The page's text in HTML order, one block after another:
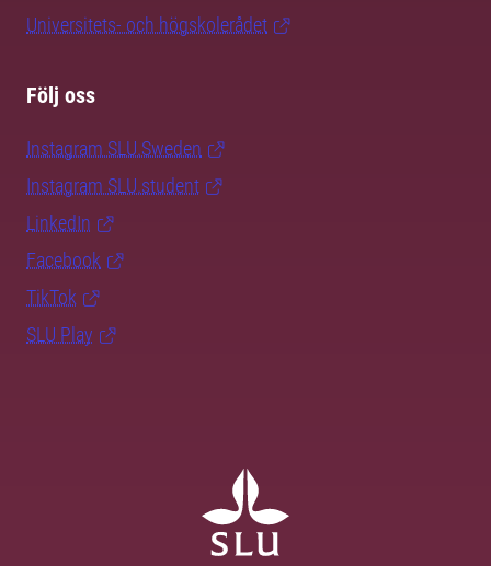
Universitets- och högskolerådet
Följ oss
Instagram SLU.Sweden
Instagram SLU.student
LinkedIn
Facebook
TikTok
SLU Play